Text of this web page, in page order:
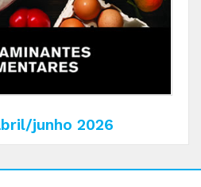
junho 2026